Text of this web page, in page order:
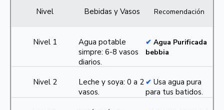
Nivel Bebidas y Vasos Recomendación
Nivel 1
Agua potable
simpre: 6-8 vasos
diarios.
✔ Agua Purificada
bebbia
Nivel 2
Leche y soya: 0 a 2
vasos.
✔ Usa agua pura
para tus batidos.